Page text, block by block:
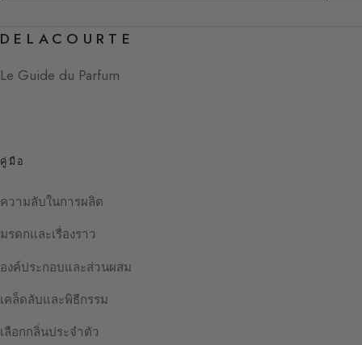
DELACOURTE
Le Guide du Parfum
คู่มือ
ความลับในการผลิต
มรดกและเรื่องราว
องค์ประกอบและส่วนผสม
เคล็ดลับและพิธีกรรม
เลือกกลิ่นประจำตัว